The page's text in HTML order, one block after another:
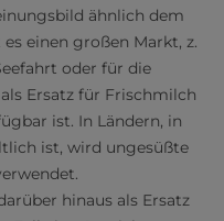
ähnlich dem
einen großen Markt, z.
oder für die
Ersatz für Frischmilch
ist. In Ländern, in
ist, wird ungesüßte
hinaus als Ersatz